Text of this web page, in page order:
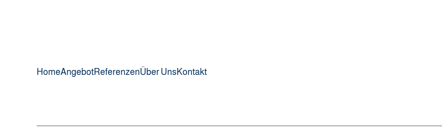
HomeAngebotReferenzenÜber Uns Kontakt